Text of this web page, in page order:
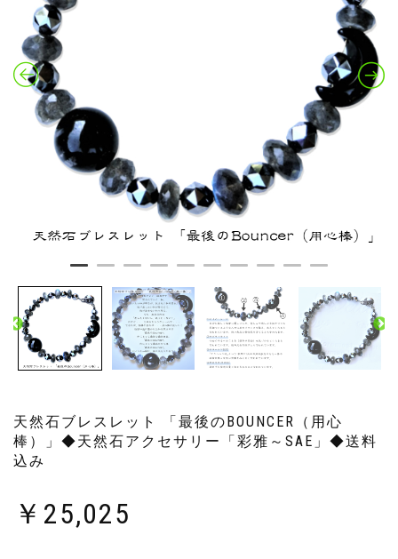
天然石ブレスレット 「最後のBOUNCER（用心
棒）」◆天然石アクセサリー「彩雅～SAE」◆送料
込み
￥ 25,025